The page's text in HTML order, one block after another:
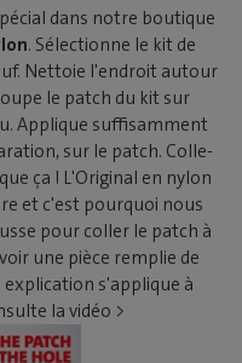
dans notre boutique
. Sélectionne le kit de
Nettoie l'endroit autour
le patch du kit sur
Applique suffisamment
sur le patch. Colle-
ça ! L'Original en nylon
et c'est pourquoi nous
pour coller le patch à
une pièce remplie de
s'applique à
la vidéo >